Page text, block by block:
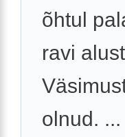
õhtul
ravi
olnud. ...